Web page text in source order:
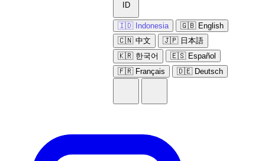
ID
🇮🇩 Indonesia
🇬🇧 English
🇨🇳 中文
🇯🇵 日本語
🇰🇷 한국어
🇪🇸 Español
🇫🇷 Français
🇩🇪 Deutsch